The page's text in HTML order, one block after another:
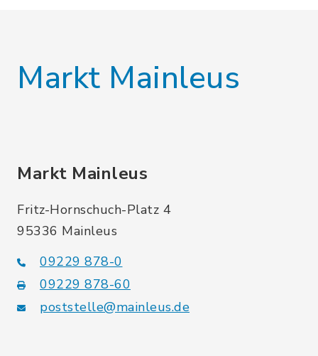
Markt Mainleus
Markt Mainleus
Fritz-Hornschuch-Platz 4
95336 Mainleus
09229 878-0
09229 878-60
poststelle@mainleus.de